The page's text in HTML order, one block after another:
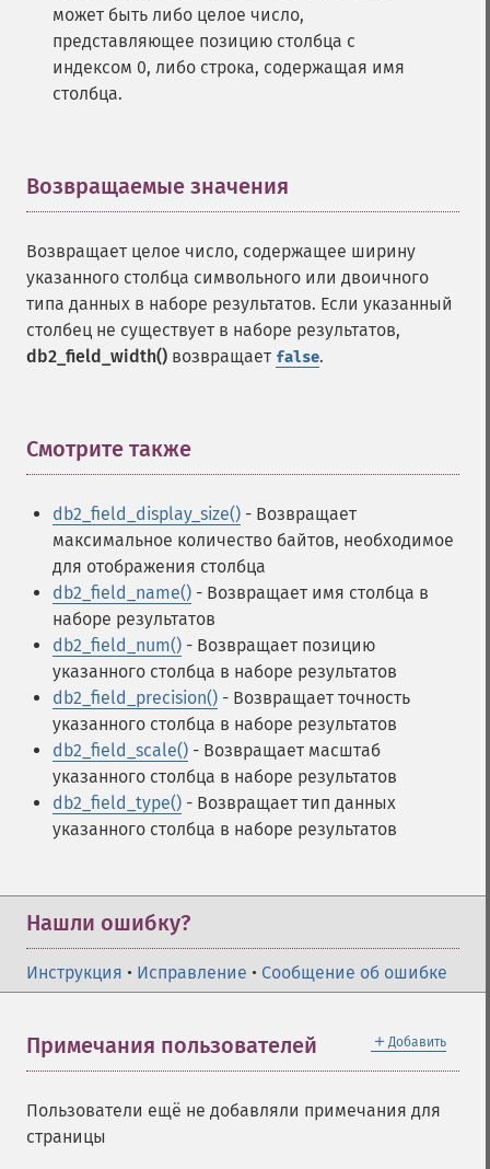
может быть либо целое число,
представляющее позицию столбца с
индексом 0, либо строка, содержащая имя
столбца.
Возвращаемые значения
Возвращает целое число, содержащее ширину
указанного столбца символьного или двоичного
типа данных в наборе результатов. Если указанный
столбец не существует в наборе результатов,
db2_field_width() возвращает false.
Смотрите также
db2_field_display_size() - Возвращает
максимальное количество байтов, необходимое
для отображения столбца
db2_field_name() - Возвращает имя столбца в
наборе результатов
db2_field_num() - Возвращает позицию
указанного столбца в наборе результатов
db2_field_precision() - Возвращает точность
указанного столбца в наборе результатов
db2_field_scale() - Возвращает масштаб
указанного столбца в наборе результатов
db2_field_type() - Возвращает тип данных
указанного столбца в наборе результатов
Нашли ошибку?
Инструкция • Исправление • Сообщение об ошибке
＋ Добавить
Примечания пользователей
Пользователи ещё не добавляли примечания для
страницы